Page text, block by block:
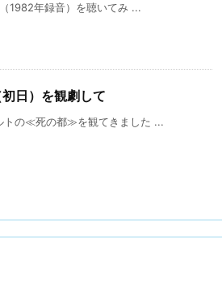
1982年録音）を聴いてみ ...
日）を観劇して
トの≪死の都≫を観てきました ...